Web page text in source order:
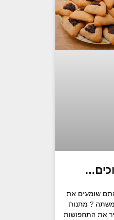
שומעים את
משתה ? מתנות
את התחפושות